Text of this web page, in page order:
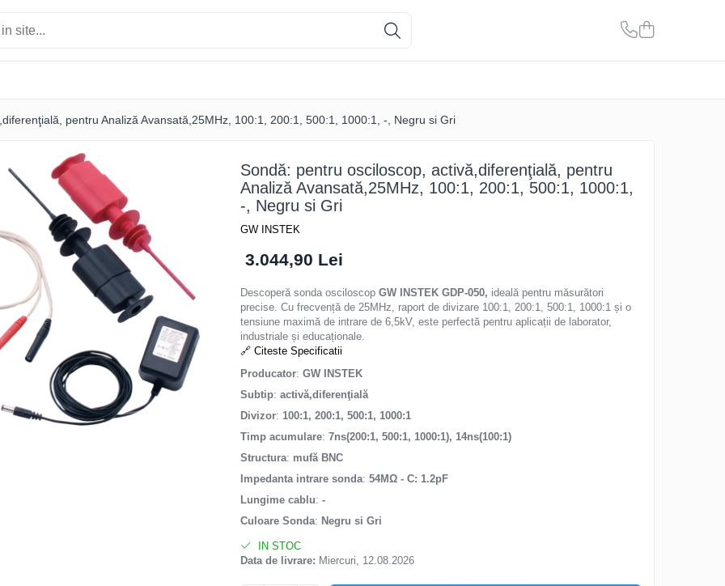
pentru Analiză Avansată,25MHz, 100:1, 200:1, 500:1, 1000:1, -, Negru si Gri
Sondă: pentru osciloscop, activă,diferenţială, pentru
Analiză Avansată,25MHz, 100:1, 200:1, 500:1, 1000:1,
-, Negru si Gri
GW INSTEK
3.044,90 Lei
Descoperă sonda osciloscopGW INSTEK GDP-050, ideală pentru măsurători
precise. Cu frecvență de 25MHz, raport de divizare 100:1, 200:1, 500:1, 1000:1 și o
tensiune maximă de intrare de 6,5kV, este perfectă pentru aplicații de laborator,
industriale și educaționale.
🔗 Citeste Specificatii
Producator:GW INSTEK
Subtip:activă,diferenţială
Divizor:100:1, 200:1, 500:1, 1000:1
Timp acumulare:7ns(200:1, 500:1, 1000:1), 14ns(100:1)
Structura: mufă BNC
Impedanta intrare sonda:54MΩ - C: 1.2pF
Lungime cablu:-
Culoare Sonda: Negru si Gri
IN STOC
Data de livrare: Miercuri, 12.08.2026